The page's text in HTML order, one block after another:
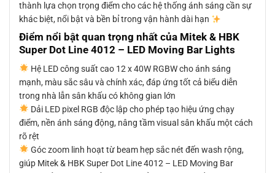
thành lựa chọn trọng điểm cho các hệ thống ánh sáng cần sự
khác biệt, nổi bật và bền bỉ trong vận hành dài hạn
Điểm nổi bật quan trọng nhất của Mitek & HBK
Super Dot Line 4012 – LED Moving Bar Lights
Hệ LED công suất cao 12 x 40W RGBW cho ánh sáng
mạnh, màu sắc sâu và chính xác, đáp ứng tốt cả biểu diễn
trong nhà lẫn sân khấu có không gian lớn
Dải LED pixel RGB độc lập cho phép tạo hiệu ứng chạy
điểm, nền ánh sáng động, nâng tầm visual sân khấu một cách
rõ rệt
Góc zoom linh hoạt từ beam hẹp sắc nét đến wash rộng,
giúp Mitek & HBK Super Dot Line 4012 – LED Moving Bar